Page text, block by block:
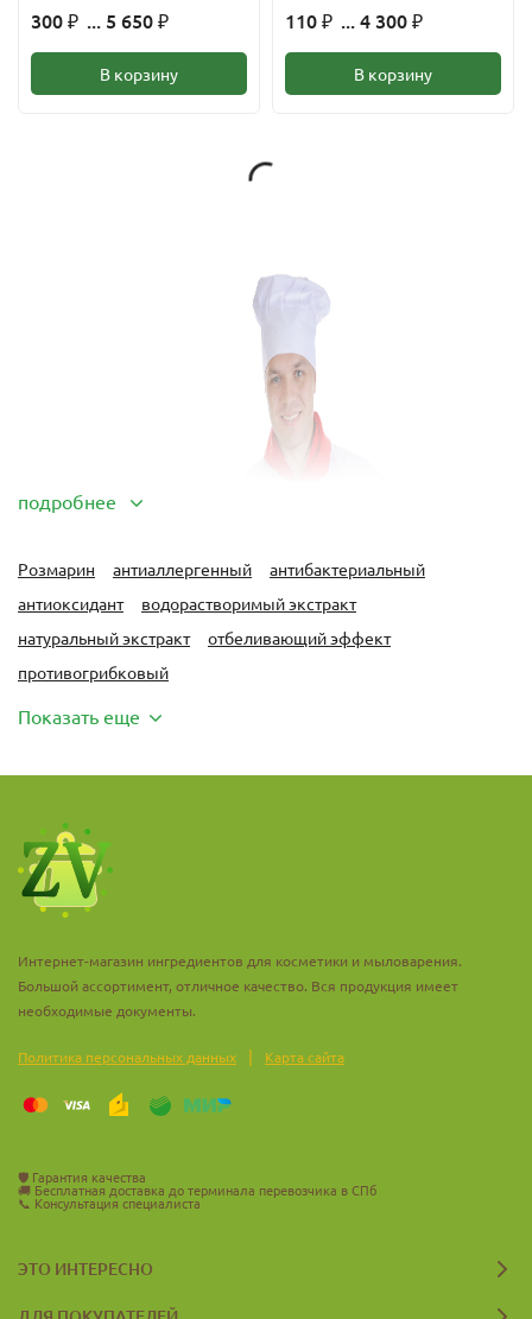
300 ₽ ... 5 650 ₽
В корзину
110 ₽ ... 4 300 ₽
В корзину
подробнее
Розмарин антиаллергенный
антибактериальный
антиоксидант
водорастворимый экстракт
натуральный экстракт
отбеливающий эффект
противогрибковый
Показать еще
Интернет-магазин ингредиентов для косметики и мыловарения.
Большой ассортимент, отличное качество. Вся продукция имеет
необходимые документы.
Политика персональных данных | Карта сайта
🛡️ Гарантия качества
🚚 Бесплатная доставка до терминала перевозчика в СПб
📞 Консультация специалиста
ЭТО ИНТЕРЕСНО